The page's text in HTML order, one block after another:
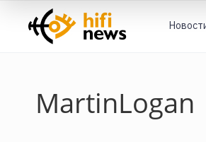
MartinLogan